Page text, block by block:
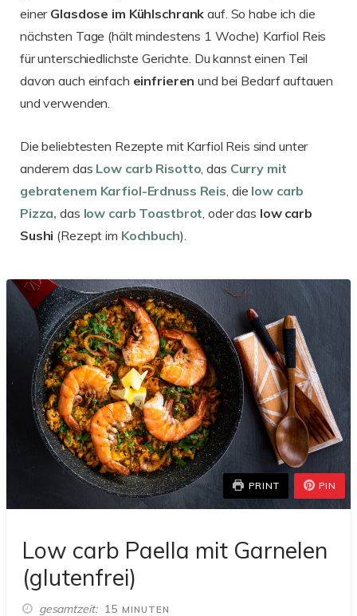
einer Glasdose im Kühlschrank auf. So habe ich die
nächsten Tage (hält mindestens 1 Woche) Karfiol Reis
für unterschiedlichste Gerichte. Du kannst einen Teil
davon auch einfach einfrieren und bei Bedarf auftauen
und verwenden.
Die beliebtesten Rezepte mit Karfiol Reis sind unter
anderem das Low carb Risotto , das Curry mit
gebratenem Karfiol-Erdnuss Reis , die low carb
Pizza, das low carb Toastbrot , oder das low carb
Sushi (Rezept im Kochbuch).
PRINT PIN
Low carb Paella mit Garnelen
(glutenfrei)
gesamtzeit 15 MINUTEN
MINUTEN